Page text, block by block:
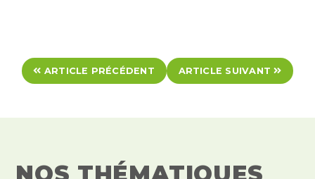
ARTICLE PRÉCÉDENT ARTICLE SUIVANT